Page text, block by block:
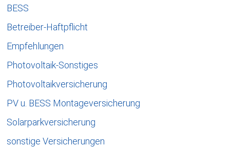
BESS
Betreiber-Haftpflicht
Empfehlungen
Photovoltaik-Sonstiges
Photovoltaikversicherung
PV u. BESS Montageversicherung
Solarparkversicherung
sonstige Versicherungen